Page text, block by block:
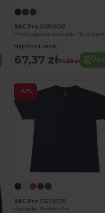
B&C Pro CGPUC10
Profesjonalna Koszulka Polo
Najniższa cena:
67,37 zł114,58 zł
-41%
B&C Pro CGTUC01
Koszulka Perfekt Pro